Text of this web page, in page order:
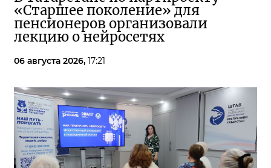
«Старшее поколение» для
пенсионеров организовали
лекцию о нейросетях
06 августа 2026, 17:21